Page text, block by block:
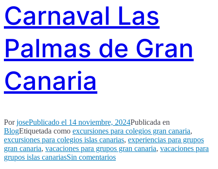
Carnaval Las
Palmas de Gran
Canaria
PorjosePublicado el 14 noviembre, 2024Publicada en
BlogEtiquetada como excursiones para colegios gran canaria,
excursiones para colegios islas canarias, experiencias para grupos
gran canaria, vacaciones para grupos gran canaria, vacaciones para
grupos islas canariasSin comentariosen